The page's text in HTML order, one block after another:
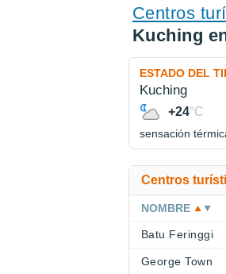
Centros
Kuching
ESTADO DEL
Kuching
+24°C
sensación
Centros
NOMBRE
Batu Feringgi
George Town